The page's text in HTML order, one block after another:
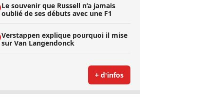
Le souvenir que Russell n’a jamais
oublié de ses débuts avec une F1
Verstappen explique pourquoi il mise
sur Van Langendonck
+ d'infos